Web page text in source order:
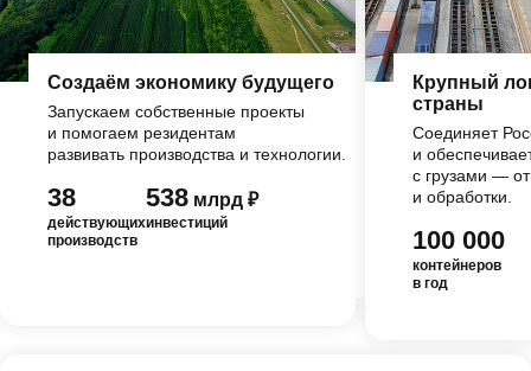
Создаём экономику будущего
Запускаем собственные проекты
и помогаем резидентам
развивать производства и технологии.
38
действующих
производств
538 млрд ₽
инвестиций
Крупный
страны
Соединяет
и
с грузами —
и обработки.
100 000
контейнеров
в год